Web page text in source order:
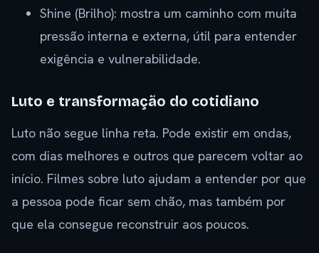
Shine (Brilho): mostra um caminho com muita
pressão interna e externa, útil para entender
exigência e vulnerabilidade.
Luto e transformação do cotidiano
Luto não segue linha reta. Pode existir em ondas,
com dias melhores e outros que parecem voltar ao
início. Filmes sobre luto ajudam a entender por que
a pessoa pode ficar sem chão, mas também por
que ela consegue reconstruir aos poucos.